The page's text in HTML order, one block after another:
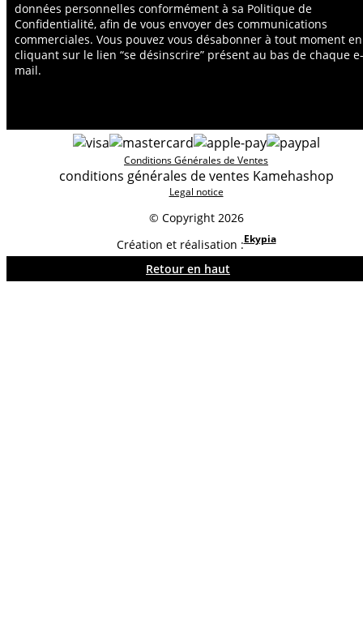
données personnelles conformément à sa Politique de
Confidentialité, afin de vous envoyer des communications
commerciales. Vous pouvez vous désabonner à tout moment en
cliquant sur le lien “se désinscrire” présent au bas de chaque e-
mail.
© Copyright 2026
Conditions Générales de Ventes
conditions générales de ventes Kamehashop
Legal notice
Création et réalisation :Ekypia
Retour en haut